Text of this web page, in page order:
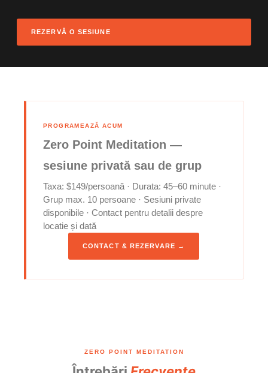
REZERVĂ O SESIUNE
PROGRAMEAZĂ ACUM
Zero Point Meditation —
sesiune privată sau de grup
Taxa: $149/persoană · Durata: 45–60 minute ·
Grup max. 10 persoane · Sesiuni private
disponibile · Contact pentru detalii despre
locatie și dată
CONTACT & REZERVARE →
ZERO POINT MEDITATION